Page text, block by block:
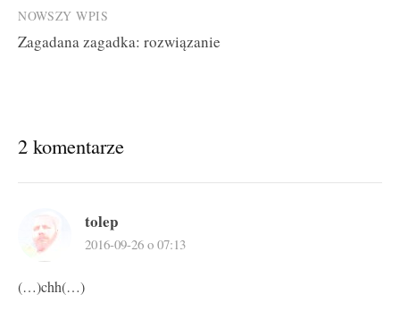
NOWSZY WPIS
Zagadana zagadka: rozwiązanie
2 komentarze
tolep
2016-09-26 o 07:13
(…)chh(…)